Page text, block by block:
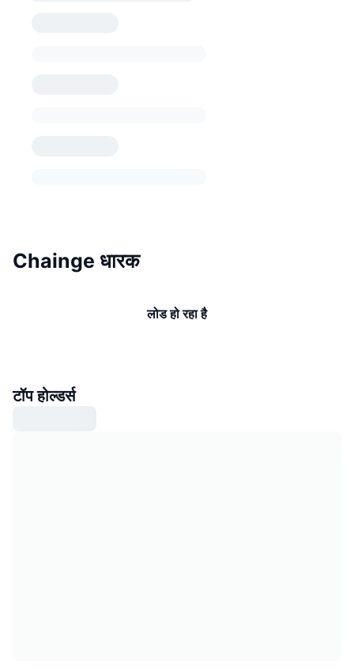
Chainge धारक
लोड हो रहा है
टॉप होल्डर्स